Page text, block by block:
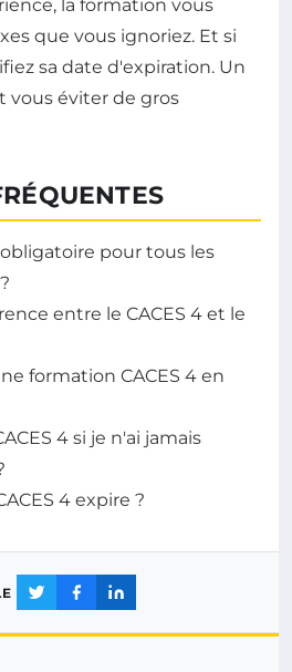
la formation vous
que vous ignoriez. Et si
sa date d'expiration. Un
éviter de gros
obligatoire pour tous les
entre le CACES 4 et le
formation CACES 4 en
4 si je n'ai jamais
4 expire ?